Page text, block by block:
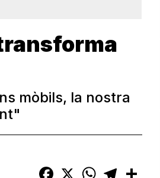
mòbils, la nostra
Facebook
X WhatsAppTelegram